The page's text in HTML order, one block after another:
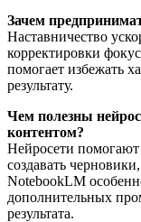
Зачем
Наставничество
корректировки
помогает избежать
результату.
Чем полезны
контентом?
Нейросети помогают
создавать
NotebookLM
дополнительных
результата.